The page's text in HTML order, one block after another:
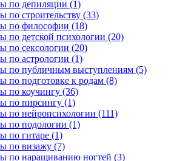
по депиляции (1)
по строительству (33)
по философии (18)
по детской психологии (20)
по сексологии (20)
по астрологии (1)
по публичным выступлениям (5)
по подготовке к родам (8)
по коучингу (36)
по пирсингу (1)
по нейропсихологии (111)
по подологии (1)
по гитаре (1)
по визажу (7)
по наращиванию ногтей (3)